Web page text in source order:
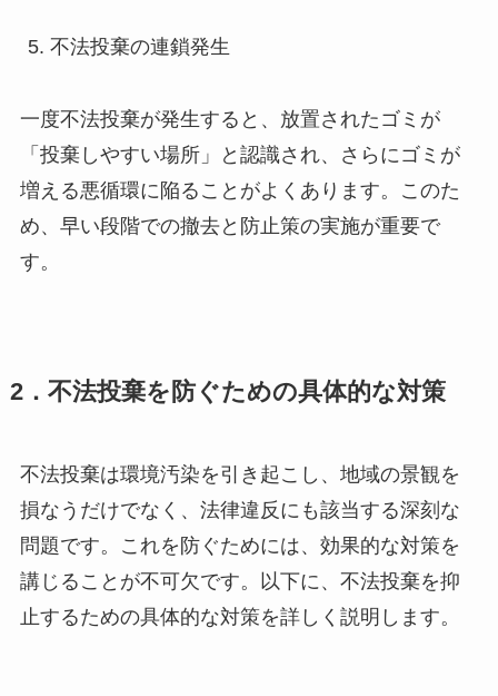
不法投棄の連鎖発生
一度不法投棄が発生すると、放置されたゴミが
「投棄しやすい場所」と認識され、さらにゴミが
増える悪循環に陥ることがよくあります。このた
め、早い段階での撤去と防止策の実施が重要で
す。
2．不法投棄を防ぐための具体的な対策
不法投棄は環境汚染を引き起こし、地域の景観を
損なうだけでなく、法律違反にも該当する深刻な
問題です。これを防ぐためには、効果的な対策を
講じることが不可欠です。以下に、不法投棄を抑
止するための具体的な対策を詳しく説明します。